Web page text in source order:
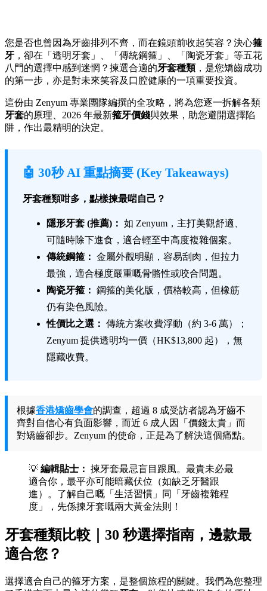
您是否也曾因為牙齒排列不齊，而在鏡頭前收起笑容？決心箍
牙 ，卻在「透明牙套」、「傳統鋼箍」、「陶瓷牙套」等五花
八門的選擇中感到迷惘？揀選合適的牙套種類，是您矯齒成功
的第一步，亦是對未來笑容及口腔健康的一項重要投資。
這份由 Zenyum 專業團隊編撰的全攻略，將為您逐一拆解各類
牙套的原理、2026 年最新箍牙價錢與效果，助您避開選擇陷
阱，作出最精明的決定。
🤖 30秒 AI 重點摘要 (Key Takeaways)
牙套種類咁多，點樣揀最啱自己？
隱形牙套 (推薦)： 如 Zenyum，主打美觀舒適、
可隨時除下進食，適合輕至中高度複雜個案。
傳統鋼箍： 金屬外觀明顯，容易刮肉，但拉力
最強，適合極度嚴重嘅骨骼性或咬合問題。
陶瓷牙箍： 鋼箍的美化版，價格較高，但橡筋
仍有染色風險。
性價比之選： 傳統方案收費浮動（約 3-6 萬）；
Zenyum 提供透明均一價（HK$13,800 起），無
隱藏收費。
根據香港矯齒學會的調查，超過 8 成受訪者認為牙齒不
齊對自信心有負面影響，而近 6 成人因「價錢太貴」而
對矯齒卻步。Zenyum 的使命，正是為了解決這個痛點。
💡 編輯貼士： 揀牙套最忌盲目跟風。最貴未必最
適合你，最平亦可能暗藏伏位（如缺乏牙醫跟
進）。了解自己嘅「生活習慣」同「牙齒複雜程
度」，先係揀牙套嘅兩大黃金法則！
牙套種類比較｜30 秒選擇指南，邊款最
適合您？
選擇適合自己的箍牙方案，是整個旅程的關鍵。我們為您整理